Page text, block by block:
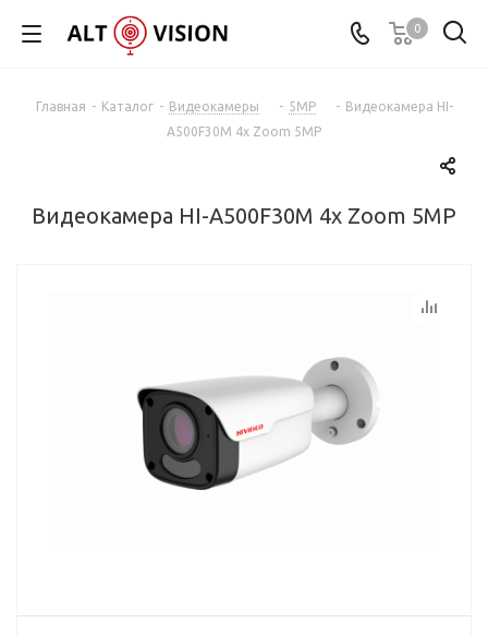
0
Главная - Каталог - Видеокамеры - 5MP - Видеокамера HI-
A500F30M 4x Zoom 5MP
Видеокамера HI-A500F30M 4x Zoom 5MP